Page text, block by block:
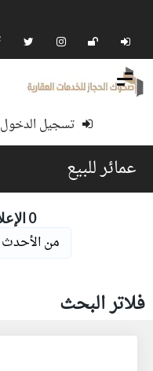
تسجيل الدخول
عمائر للبيع
0 الإعلانات الموجودة:
فلاتر البحث